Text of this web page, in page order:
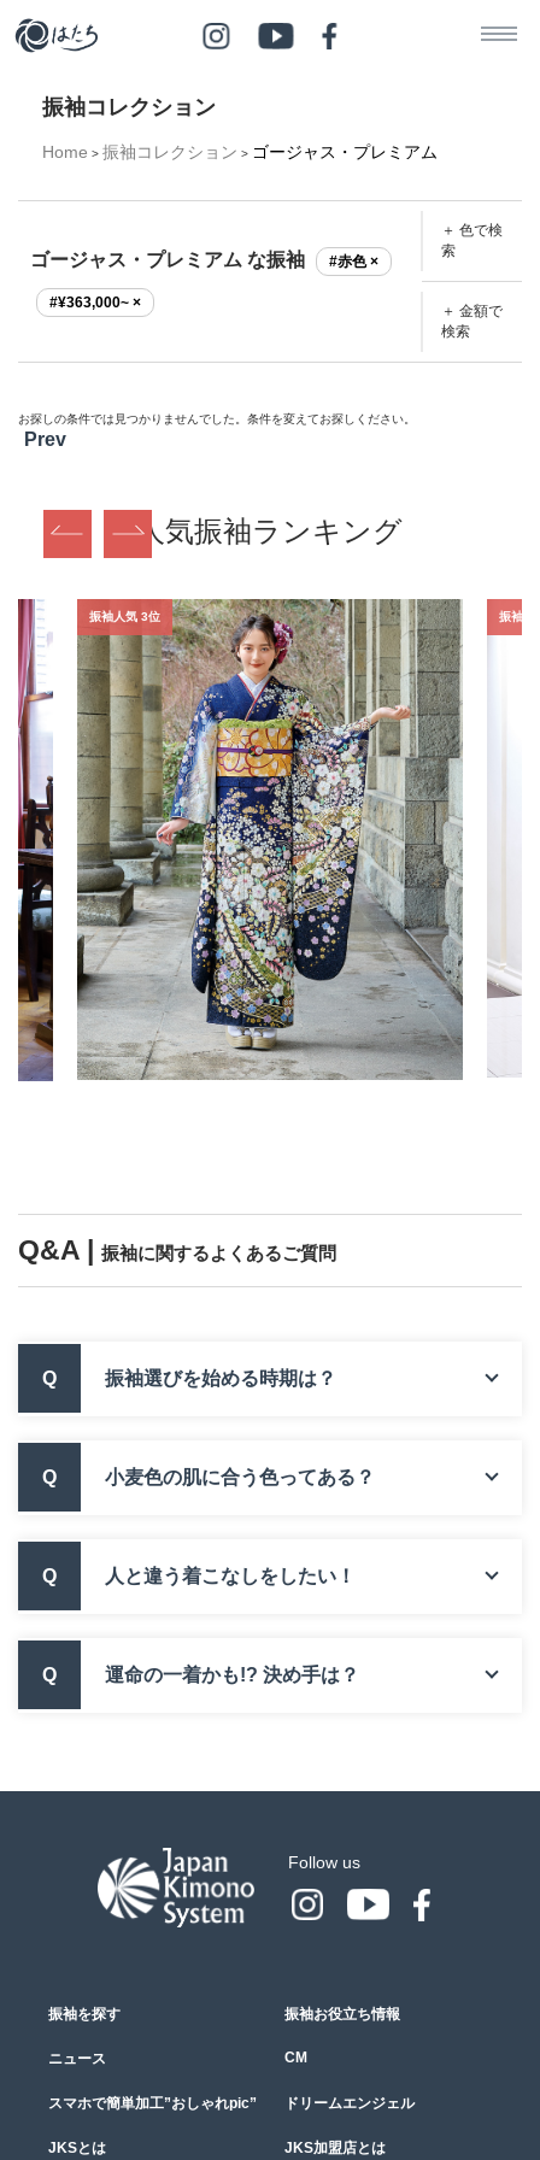
振袖コレクション
Home > 振袖コレクション > ゴージャス・プレミアム
ゴージャス・プレミアム な振袖 #赤色 ×
#¥363,000~ ×
＋ 色で検
索
＋ 金額で
検索
お探しの条件では見つかりませんでした。条件を変えてお探しください。
Prev
人気振袖ランキング
振袖人気 3位 振袖人
Q&A | 振袖に関するよくあるご質問
Q 振袖選びを始める時期は？
Q 小麦色の肌に合う色ってある？
Q 人と違う着こなしをしたい！
Q 運命の一着かも!? 決め手は？
Follow us
振袖を探す 振袖お役立ち情報
ニュース CM
スマホで簡単加工”おしゃれpic” ドリームエンジェル
JKSとは JKS加盟店とは